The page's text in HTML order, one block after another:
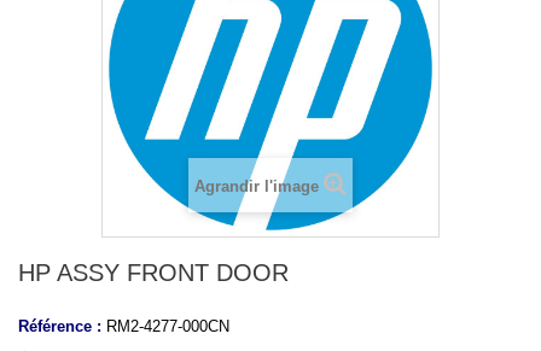
Agrandir l'image
HP ASSY FRONT DOOR
Référence : RM2-4277-000CN